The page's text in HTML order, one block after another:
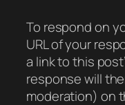
To respond on
URL of your
a link to this
response will
moderation) on